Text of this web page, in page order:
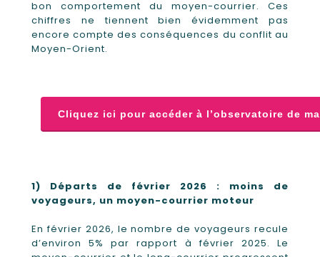
bon comportement du moyen-courrier. Ces
chiffres ne tiennent bien évidemment pas
encore compte des conséquences du conflit au
Moyen-Orient.
Cliquez ici pour accéder à l’observatoire de
1) Départs de février 2026 : moins de
voyageurs, un moyen-courrier moteur
En février 2026, le nombre de voyageurs recule
d’environ 5% par rapport à février 2025. Le